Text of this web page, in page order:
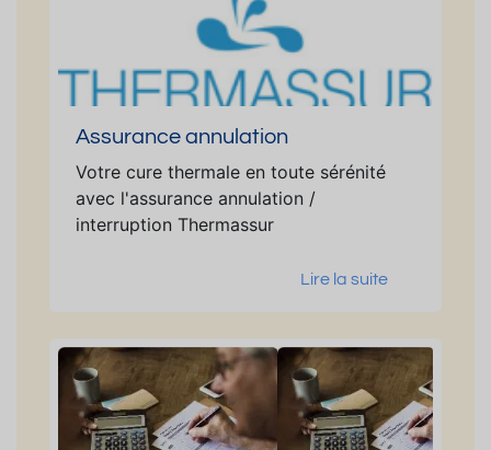
Assurance annulation
Votre cure thermale en toute sérénité
avec l'assurance annulation /
interruption Thermassur
Lire la suite